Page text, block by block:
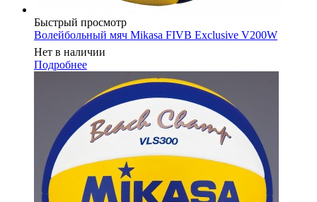
Быстрый просмотр
Волейбольный мяч Mikasa FIVB Exclusive V200W
Нет в наличии
Подробнее